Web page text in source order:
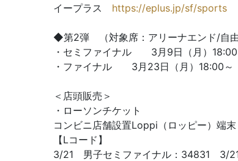
イープラス https://eplus.jp/sf/sports
◆第2弾 （対象席：アリーナエンド/自由
・セミファイナル 3月9日（月）
・ファイナル 3月23日（月）18:00～
＜店頭販売＞
・ローソンチケット
コンビニ店舗設置Loppi（ロッピー）端末
【Lコード】
3/21 男子セミファイナル：34831 3/